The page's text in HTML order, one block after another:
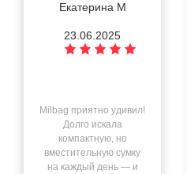
Екатерина М
23.06.2025
Milbag приятно удивил!
Долго искала
компактную, но
вместительную сумку
на каждый день — и